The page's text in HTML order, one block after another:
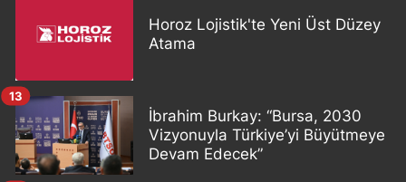
Horoz Lojistik'te Yeni Üst Düzey
Atama
İbrahim Burkay: “Bursa, 2030
Vizyonuyla Türkiye’yi Büyütmeye
Devam Edecek”
13